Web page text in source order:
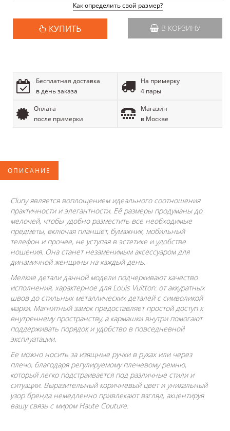
Как определить свой размер?
КУПИТЬ В КОРЗИНУ
Бесплатная доставка
в день заказа
На примерку
4 пары
Оплата
после примерки
Магазин
в Москве
ОПИСАНИЕ
Cluny является воплощением идеального соотношения
практичности и элегантности. Её размеры продуманы до
мелочей, чтобы удобно разместить все необходимые
предметы, включая планшет, бумажник, мобильный
телефон и прочее, не уступая в эстетике и удобстве
ношения. Она станет незаменимым аксессуаром для
динамичной женщины на каждый день.
Мелкие детали данной модели подчеркивают качество
исполнения, характерное для Louis Vuitton: от аккуратных
швов до стильных металлических деталей с символикой
марки. Магнитный замок предоставляет простой доступ к
внутреннему пространству, а кармашки внутри помогают
поддерживать порядок и удобство в повседневной
эксплуатации.
Ее можно носить за изящные ручки в руках или через
плечо, благодаря регулируемому плечевому ремню,
который легко подстраивается под различные стили и
ситуации. Выразительный коричневый цвет и уникальный
узор бренда немедленно привлекают взгляд, акцентируя
вашу связь с миром Haute Couture.